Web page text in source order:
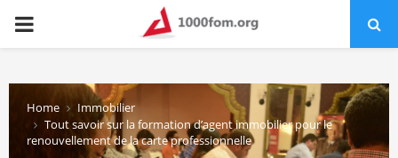
PRIMARY
Home
Immobilier
Tout savoir sur la formation d’agent immobilier pour le
renouvellement de la carte professionnelle